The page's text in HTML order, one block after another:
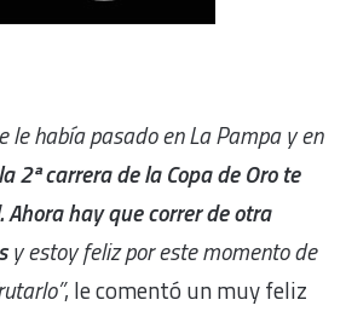
le había pasado en La Pampa y en
2ª carrera de la Copa de Oro te
hay que correr de otra
y estoy feliz por este momento de
, le comentó un muy feliz